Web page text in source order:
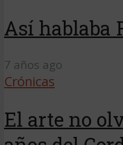
Así hablaba
7 años ago
Crónicas
El arte no